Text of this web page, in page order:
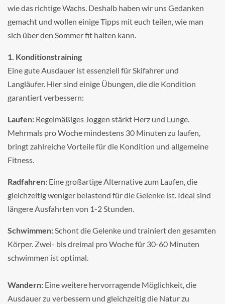
wie das richtige Wachs. Deshalb haben wir uns Gedanken
gemacht und wollen einige Tipps mit euch teilen, wie man
sich über den Sommer fit halten kann.
1. Konditionstraining
Eine gute Ausdauer ist essenziell für Skifahrer und
Langläufer. Hier sind einige Übungen, die die Kondition
garantiert verbessern:
Laufen: Regelmäßiges Joggen stärkt Herz und Lunge.
Mehrmals pro Woche mindestens 30 Minuten zu laufen,
bringt zahlreiche Vorteile für die Kondition und allgemeine
Fitness.
Radfahren: Eine großartige Alternative zum Laufen, die
gleichzeitig weniger belastend für die Gelenke ist. Ideal sind
längere Ausfahrten von 1-2 Stunden.
Schwimmen:Schont die Gelenke und trainiert den gesamten
Körper. Zwei- bis dreimal pro Woche für 30-60 Minuten
schwimmen ist optimal.
Wandern: Eine weitere hervorragende Möglichkeit, die
Ausdauer zu verbessern und gleichzeitig die Natur zu